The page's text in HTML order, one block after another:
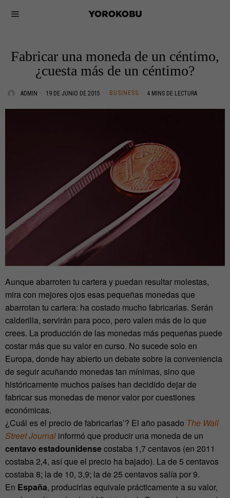
Fabricar una moneda de un céntimo,
¿cuesta más de un céntimo?
ADMIN 19 DE JUNIO DE 2015 BUSINESS 4 MINS DE LECTURA
Aunque abarroten tu cartera y puedan resultar molestas,
mira con mejores ojos esas pequeñas monedas que
abarrotan tu cartera: ha costado mucho fabricarlas. Serán
calderilla, servirán para poco, pero valen más de lo que
crees. La producción de las monedas más pequeñas puede
costar más que su valor en curso. No sucede solo en
Europa, donde hay abierto un debate sobre la conveniencia
de seguir acuñando monedas tan mínimas, sino que
históricamente muchos países han decidido dejar de
fabricar sus monedas de menor valor por cuestiones
económicas.
¿Cuál es el precio de fabricarlas’? El año pasado The Wall
Street Journal informó que producir una moneda de un
centavo estadounidensecostaba 1,7 centavos (en 2011
costaba 2,4, así que el precio ha bajado). La de 5 centavos
costaba 8; la de 10, 3,9; la de 25 centavos salía por 9.
En España, producirlas equivale prácticamente a su valor,